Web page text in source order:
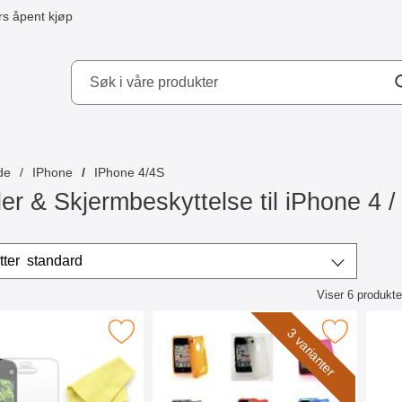
åpent kjøp
AB
IPhone IPhone 4/4S
& Skjermbeskyttelse til iPhone 4 /
sorter
standard
Viser6
Skjermbeskyttelse iPhone 4/4S som favoritt3 varianter
Merk s-Line Deksel iPhone 4